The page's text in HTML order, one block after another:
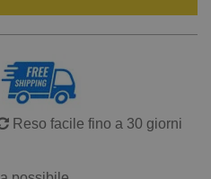
Reso facile fino a 30 giorni